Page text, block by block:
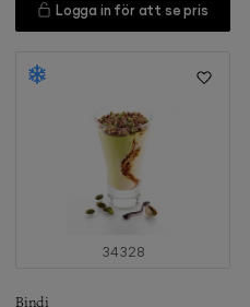
Logga in för att se pris
34328
Bindi